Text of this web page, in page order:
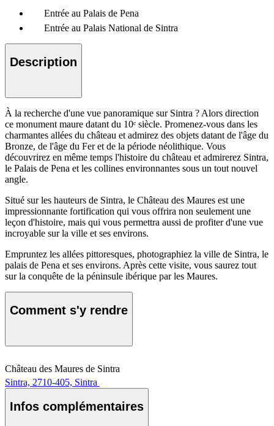
Entrée au Palais de Pena
Entrée au Palais National de Sintra
Description
À la recherche d'une vue panoramique sur Sintra ? Alors direction
ce monument maure datant du 10ᵉ siècle. Promenez-vous dans les
charmantes allées du château et admirez des objets datant de l'âge du
Bronze, de l'âge du Fer et de la période néolithique. Vous
découvrirez en même temps l'histoire du château et admirerez Sintra,
le Palais de Pena et les collines environnantes sous un tout nouvel
angle.
Situé sur les hauteurs de Sintra, le Château des Maures est une
impressionnante fortification qui vous offrira non seulement une
leçon d'histoire, mais qui vous permettra aussi de profiter d'une vue
incroyable sur la ville et ses environs.
Empruntez les allées pittoresques, photographiez la ville de Sintra, le
palais de Pena et ses environs. Après cette visite, vous saurez tout
sur la conquête de la péninsule ibérique par les Maures.
Comment s'y rendre
Château des Maures de Sintra
Sintra, 2710-405, Sintra
Infos complémentaires